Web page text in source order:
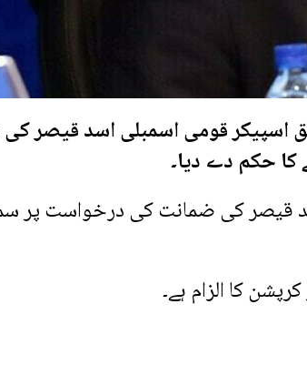
اسپیکر قومی اسمبلی اسد قیصر
قیصر کی ضمانت کی درخواست پر
کا الزام ہے۔